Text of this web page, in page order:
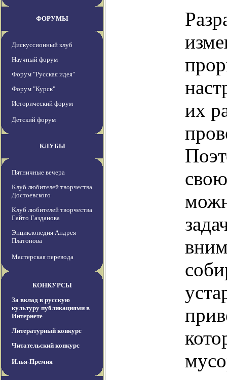
ФОРУМЫ
Дискуссионный клуб
Научный форум
Форум "Русская идея"
Форум "Курск"
Исторический форум
Детский форум
КЛУБЫ
Пятничные вечера
Клуб любителей творчества
Достоевского
Клуб любителей творчества
Гайто Газданова
Энциклопедия Андрея
Платонова
Мастерская перевода
КОНКУРСЫ
За вклад в русскую
культуру публикациями в
Интернете
Литературный конкурс
Читательский конкурс
Илья-Премия
их